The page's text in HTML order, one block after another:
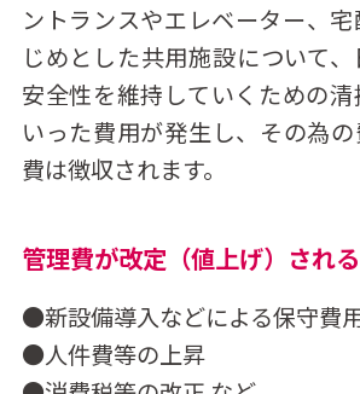
ントランスやエレベーター、
じめとした共用施設について
安全性を維持していくための
いった費用が発生し、その為
費は徴収されます。
管理費が改定（値上げ）され
●新設備導入などによる保守費
●人件費等の上昇